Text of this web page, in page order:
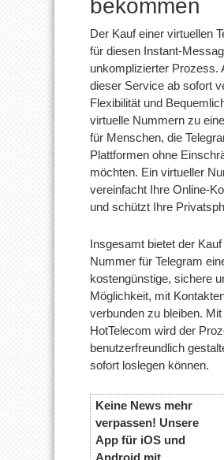
bekommen
Der Kauf einer virtuellen
für diesen Instant-
unkomplizierter Prozess.
dieser Service ab sofort
Flexibilität und
virtuelle Nummern zu
für Menschen, die
Plattformen ohne
möchten. Ein virtueller
vereinfacht Ihre Online-
und schützt Ihre
Insgesamt bietet der
Nummer für Telegram
kostengünstige, sichere
Möglichkeit, mit
verbunden zu bleiben.
HotTelecom wird der
benutzerfreundlich
sofort loslegen können.
Keine News mehr
verpassen! Unsere
App für iOS und
Android mit